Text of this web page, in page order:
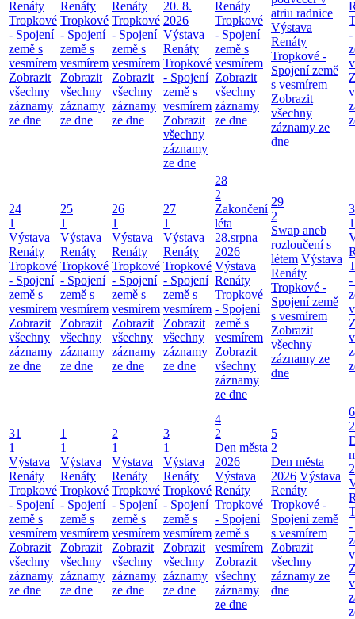
Renáty
Tropkové
- Spojení
země s
vesmírem
Zobrazit
všechny
záznamy
ze dne
Renáty
Tropkové
- Spojení
země s
vesmírem
Zobrazit
všechny
záznamy
ze dne
Renáty
Tropkové
- Spojení
země s
vesmírem
Zobrazit
všechny
záznamy
ze dne
20. 8.
2026
Výstava
Renáty
Tropkové
- Spojení
země s
vesmírem
Zobrazit
všechny
záznamy
ze dne
Renáty
Tropkové
- Spojení
země s
vesmírem
Zobrazit
všechny
záznamy
ze dne
atriu radnice
Výstava
Renáty
Tropkové -
Spojení země
s vesmírem
Zobrazit
všechny
záznamy ze
dne
-
24
1
Výstava
Renáty
Tropkové
- Spojení
země s
vesmírem
Zobrazit
všechny
záznamy
ze dne
25
1
Výstava
Renáty
Tropkové
- Spojení
země s
vesmírem
Zobrazit
všechny
záznamy
ze dne
26
1
Výstava
Renáty
Tropkové
- Spojení
země s
vesmírem
Zobrazit
všechny
záznamy
ze dne
27
1
Výstava
Renáty
Tropkové
- Spojení
země s
vesmírem
Zobrazit
všechny
záznamy
ze dne
28
2
Zakončení
léta
28.srpna
2026
Výstava
Renáty
Tropkové
- Spojení
země s
vesmírem
Zobrazit
všechny
záznamy
ze dne
29
2
Swap aneb
rozloučení s
létem Výstava
Renáty
Tropkové -
Spojení země
s vesmírem
Zobrazit
všechny
záznamy ze
dne
1
-
31
1
Výstava
Renáty
Tropkové
- Spojení
země s
vesmírem
Zobrazit
všechny
záznamy
ze dne
1
1
Výstava
Renáty
Tropkové
- Spojení
země s
vesmírem
Zobrazit
všechny
záznamy
ze dne
2
1
Výstava
Renáty
Tropkové
- Spojení
země s
vesmírem
Zobrazit
všechny
záznamy
ze dne
3
1
Výstava
Renáty
Tropkové
- Spojení
země s
vesmírem
Zobrazit
všechny
záznamy
ze dne
4
2
Den města
2026
Výstava
Renáty
Tropkové
- Spojení
země s
vesmírem
Zobrazit
všechny
záznamy
ze dne
5
2
Den města
2026 Výstava
Renáty
Tropkové -
Spojení země
s vesmírem
Zobrazit
všechny
záznamy ze
dne
6
2
-